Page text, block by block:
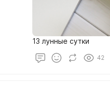
13 лунные сутки
42